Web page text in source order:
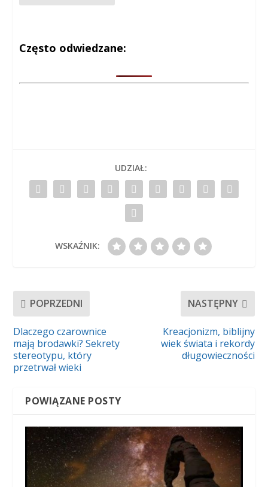
Często odwiedzane:
UDZIAŁ:
WSKAŹNIK:
POPRZEDNI
Dlaczego czarownice
mają brodawki? Sekrety
stereotypu, który
przetrwał wieki
NASTĘPNY
Kreacjonizm, biblijny
wiek świata i rekordy
długowieczności
POWIĄZANE POSTY